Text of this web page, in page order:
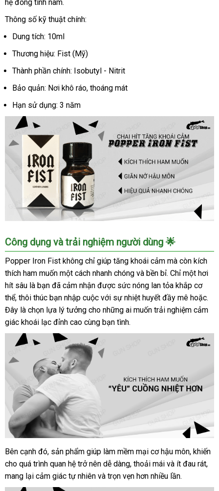
hệ đồng tính nam.
Thông số kỹ thuật chính:
Dung tích: 10ml
Thương hiệu: Fist (Mỹ)
Thành phần chính: Isobutyl - Nitrit
Bảo quản: Nơi khô ráo, thoáng mát
Hạn sử dụng: 3 năm
Popper
Iron
Fist
10ml
Mỹ
USA
chính
hãng
kích
thích
cực
Công dụng và trải nghiệm người dùng 🌟
Popper Iron Fist không chỉ giúp tăng khoái cảm mà còn kích
thích ham muốn một cách nhanh chóng và bền bỉ. Chỉ một hơi
hít sâu là bạn đã cảm nhận được sức nóng lan tỏa khắp cơ
thể, thôi thúc bạn nhập cuộc với sự nhiệt huyết đầy mê hoặc.
Đây là chọn lựa lý tưởng cho những ai muốn trải nghiệm cảm
giác khoái lạc đỉnh cao cùng bạn tình.
Popper
Iron
Fist
10ml
Bên cạnh đó, sản phẩm giúp làm mềm mại cơ hậu môn, khiến
cho quá trình quan hệ trở nên dễ dàng, thoải mái và ít đau rát,
mang lại cảm giác tự nhiên và trọn vẹn hơn nhiều lần.